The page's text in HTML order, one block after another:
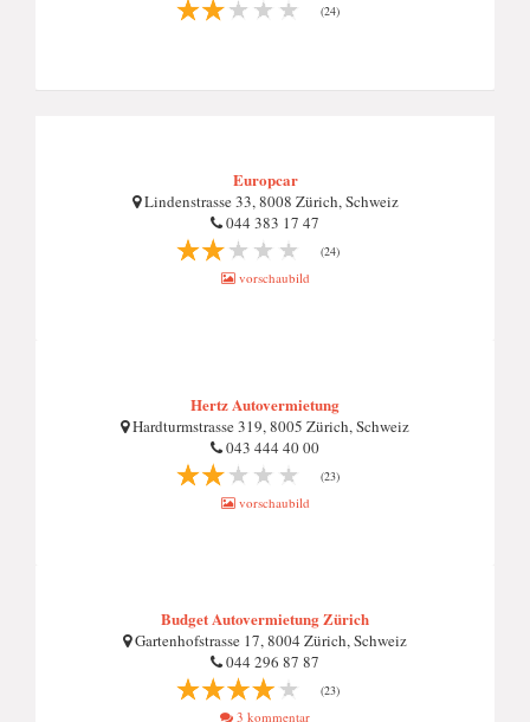
(24)
Europcar
Lindenstrasse 33, 8008 Zürich, Schweiz
044 383 17 47
(24)
vorschaubild
Hertz Autovermietung
Hardturmstrasse 319, 8005 Zürich, Schweiz
043 444 40 00
(23)
vorschaubild
Budget Autovermietung Zürich
Gartenhofstrasse 17, 8004 Zürich, Schweiz
044 296 87 87
(23)
3 kommentar